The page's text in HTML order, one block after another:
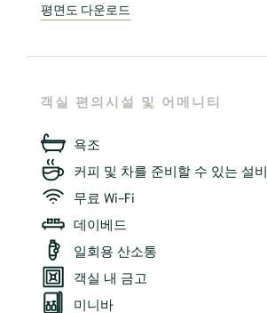
평면도 다운로드
객실 편의시설 및 어메니티
욕조
커피 및 차를 준비할 수 있는 설비
무료 Wi-Fi
데이베드
일회용 산소통
객실 내 금고
미니바